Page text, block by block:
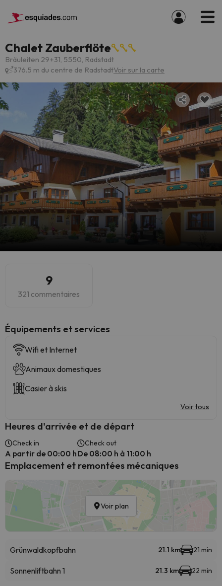
Chalet Zauberflöte
Bräuleiten 29+31, 5550, Radstadt
376.5 m du centre de RadstadtVoir sur la carte
9
321 commentaires
​Équipements et services
Wifi et Internet
Animaux domestiques
Casier à skis
Voir tous
Heures d'arrivée et de départ
Check in
A partir de 00:00 h
Check out
De 08:00 h à 11:00 h
Emplacement et remontées mécaniques
Voir plan
Grünwaldkopfbahn 21.1 km 21 min
Sonnenliftbahn 1 21.3 km 22 min